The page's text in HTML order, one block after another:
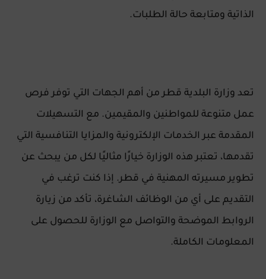
الذاتية ومتابعة حالة الطلبات.
تعد وزارة البلدية قطر من أهم الجهات التي توفر فرص
عمل متنوعة للمواطنين والمقيمين. مع التسهيلات
المقدمة عبر الخدمات الإلكترونية والمزايا التنافسية التي
تقدمها، تعتبر هذه الوزارة خيارًا مثاليًا لكل من يبحث عن
تطوير مسيرته المهنية في قطر. إذا كنت ترغب في
التقديم على أي من الوظائف الشاغرة، تأكد من زيارة
الروابط الموضحة والتواصل مع الوزارة للحصول على
المعلومات الكاملة.